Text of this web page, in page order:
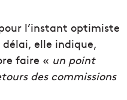
l’instant optimiste
elle indique,
faire « un point
des commissions